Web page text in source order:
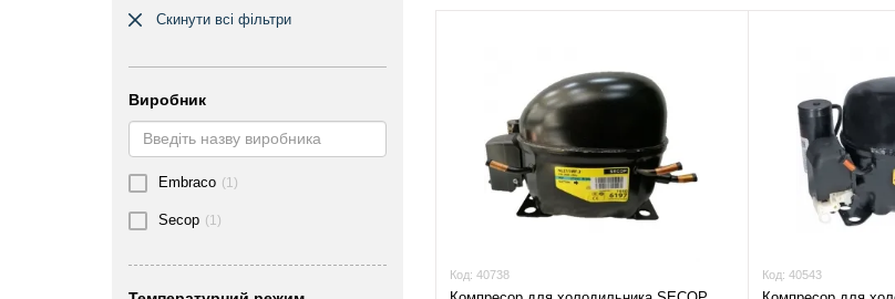
Скинути всі фільтри
Виробник
Embraco (1)
Secop (1)
Код: 40738 Код: 40543